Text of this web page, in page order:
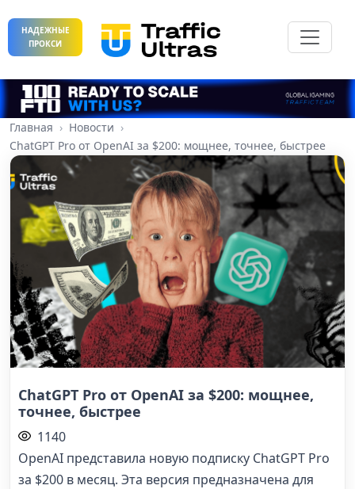
НАДЕЖНЫЕ
ПРОКСИ
Главная
Новости
ChatGPT Pro от OpenAI за $200: мощнее, точнее, быстрее
ChatGPT Pro от OpenAI за $200: мощнее,
точнее, быстрее
1140
OpenAI представила новую подписку ChatGPT Pro
за $200 в месяц. Эта версия предназначена для